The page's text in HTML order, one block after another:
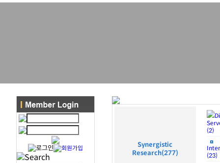
Synergistic
Research(277)
(2)
(23)